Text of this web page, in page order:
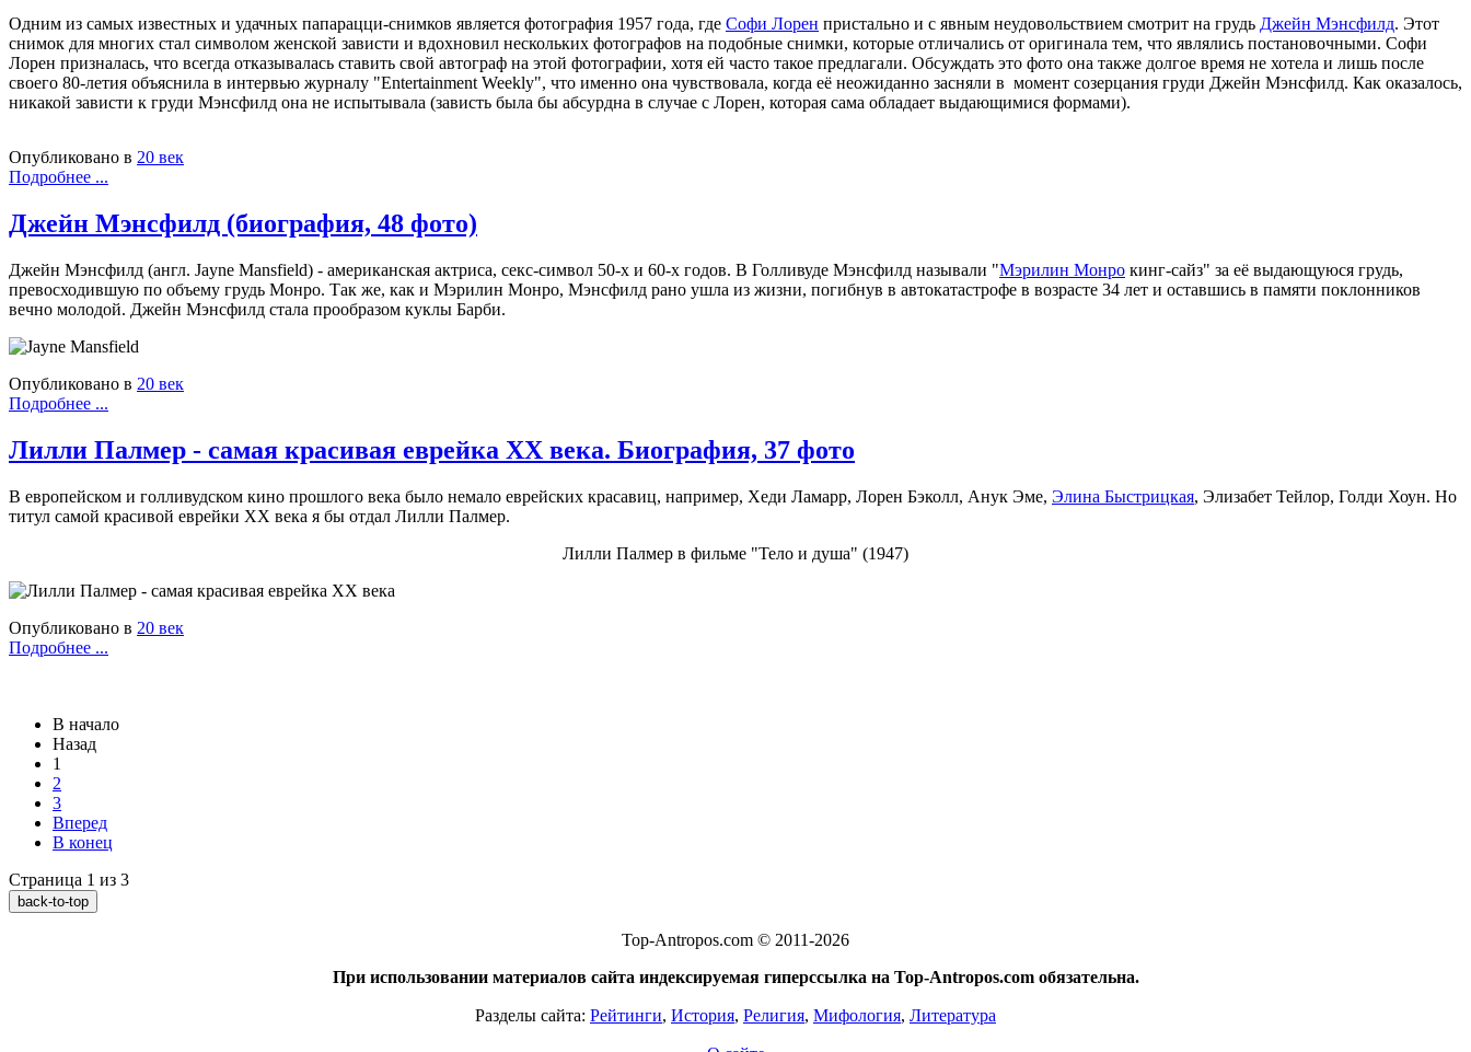
Одним из самых известных и удачных папарацци-снимков является фотография 1957 года, где Софи Лорен пристально и с явным неудовольствием смотрит на грудь Джейн Мэнсфилд. Этот
снимок для многих стал символом женской зависти и вдохновил нескольких фотографов на подобные снимки, которые отличались от оригинала тем, что являлись постановочными. Софи
Лорен призналась, что всегда отказывалась ставить свой автограф на этой фотографии, хотя ей часто такое предлагали. Обсуждать это фото она также долгое время не хотела и лишь после
своего 80-летия объяснила в интервью журналу "Entertainment Weekly", что именно она чувствовала, когда её неожиданно засняли в момент созерцания груди Джейн Мэнсфилд. Как оказалось,
никакой зависти к груди Мэнсфилд она не испытывала (зависть была бы абсурдна в случае с Лорен, которая сама обладает выдающимися формами).
Опубликовано в 20 век
Подробнее ...
Джейн Мэнсфилд (биография, 48 фото)
Джейн Мэнсфилд (англ. Jayne Mansfield) - американская актриса, секс-символ 50-х и 60-х годов. В Голливуде Мэнсфилд называли "Мэрилин Монро кинг-сайз" за её выдающуюся грудь,
превосходившую по объему грудь Монро. Так же, как и Мэрилин Монро, Мэнсфилд рано ушла из жизни, погибнув в автокатастрофе в возрасте 34 лет и оставшись в памяти поклонников
вечно молодой. Джейн Мэнсфилд стала прообразом куклы Барби.
Опубликовано в 20 век
Подробнее ...
Лилли Палмер - самая красивая еврейка ХХ века. Биография, 37 фото
В европейском и голливудском кино прошлого века было немало еврейских красавиц, например, Хеди Ламарр, Лорен Бэколл, Анук Эме, Элина Быстрицкая, Элизабет Тейлор, Голди Хоун. Но
титул самой красивой еврейки ХХ века я бы отдал Лилли Палмер.
Лилли Палмер в фильме "Тело и душа" (1947)
Опубликовано в 20 век
Подробнее ...
В начало
Назад
1
2
3
Вперед
В конец
Страница 1 из 3
back-to-top
Top-Antropos.com © 2011-2026
При использовании материалов сайта индексируемая гиперссылка на Top-Antropos.com обязательна.
Разделы сайта: Рейтинги, История, Религия, Мифология, Литература